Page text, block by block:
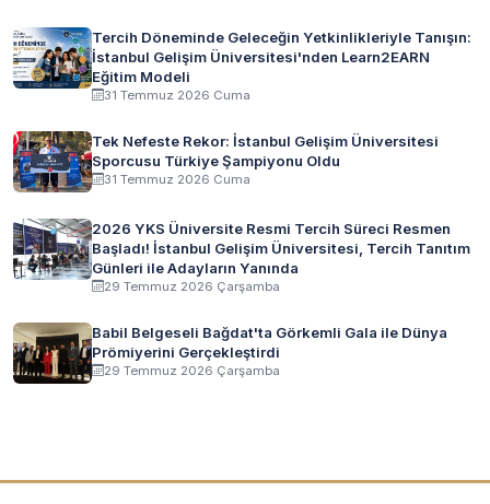
Tercih Döneminde Geleceğin Yetkinlikleriyle Tanışın:
İstanbul Gelişim Üniversitesi'nden Learn2EARN
Eğitim Modeli
31 Temmuz 2026 Cuma
Tek Nefeste Rekor: İstanbul Gelişim Üniversitesi
Sporcusu Türkiye Şampiyonu Oldu
31 Temmuz 2026 Cuma
2026 YKS Üniversite Resmi Tercih Süreci Resmen
Başladı! İstanbul Gelişim Üniversitesi, Tercih Tanıtım
Günleri ile Adayların Yanında
29 Temmuz 2026 Çarşamba
Babil Belgeseli Bağdat'ta Görkemli Gala ile Dünya
Prömiyerini Gerçekleştirdi
29 Temmuz 2026 Çarşamba